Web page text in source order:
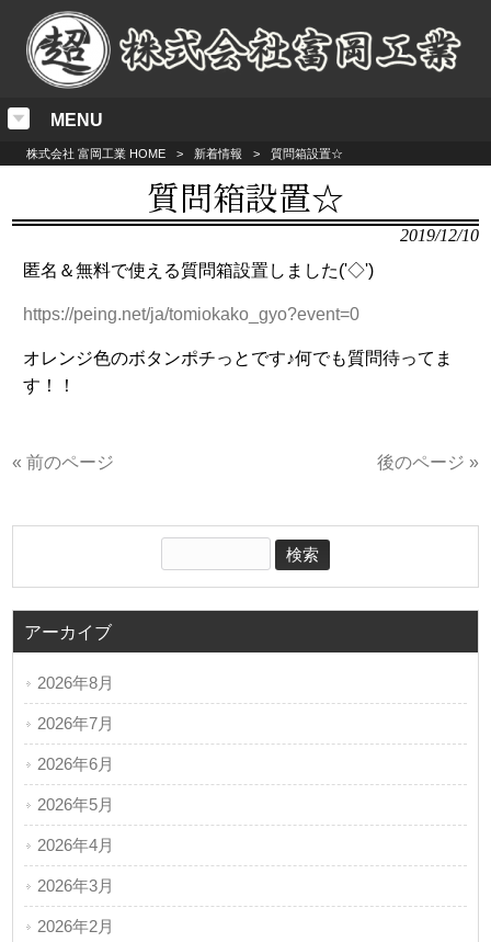
MENU
株式会社 富岡工業 HOME > 新着情報 > 質問箱設置☆
質問箱設置☆
2019/12/10
匿名＆無料で使える質問箱設置しました('◇')ゞ
https://peing.net/ja/tomiokako_gyo?event=0
オレンジ色のボタンポチっとです♪何でも質問待ってま
す！！
« 前のページ 後のページ »
アーカイブ
2026年8月
2026年7月
2026年6月
2026年5月
2026年4月
2026年3月
2026年2月